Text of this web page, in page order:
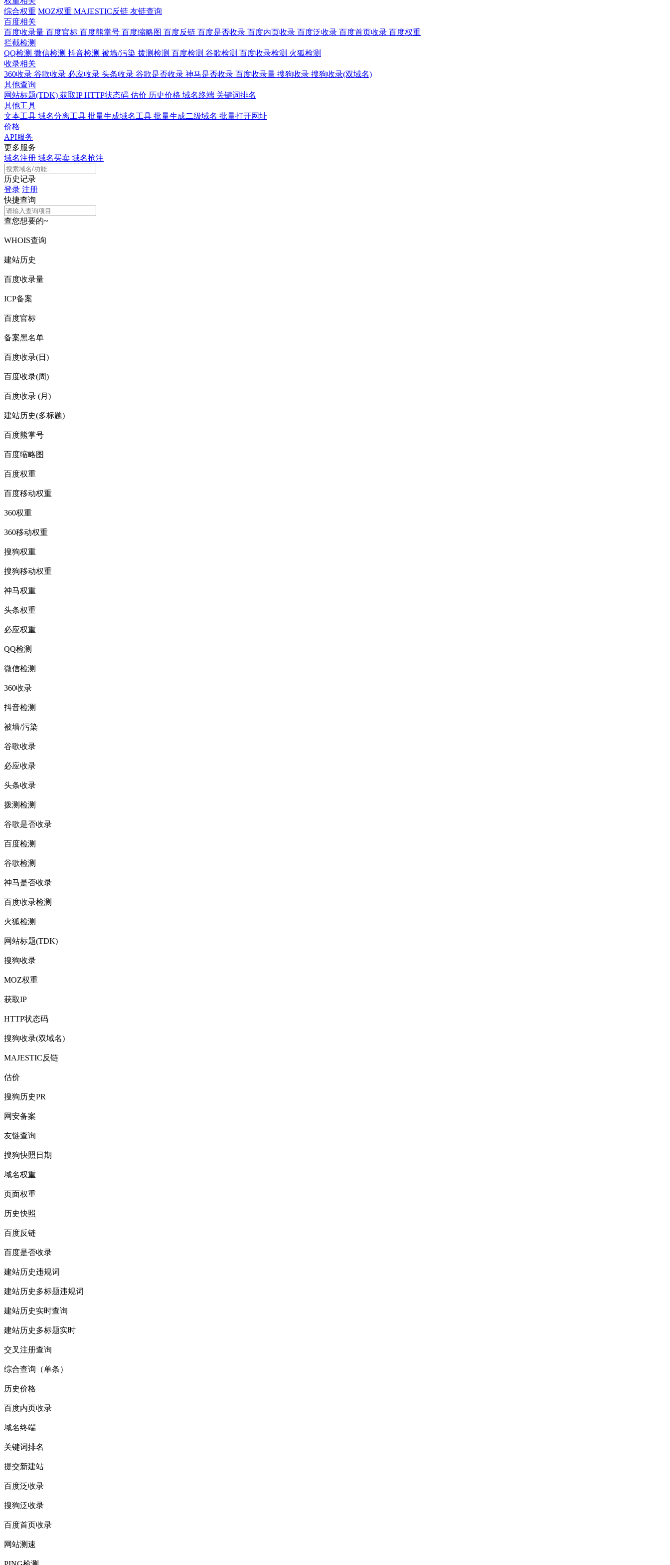
综合权重 MOZ权重 MAJESTIC反链 友链查询
百度相关
百度收录量 百度官标 百度熊掌号 百度缩略图 百度反链 百度是否收录 百度内页收录 百度泛收录 百度首页收录 百度权重
拦截检测
QQ检测 微信检测 抖音检测 被墙/污染 拨测检测 百度检测 谷歌检测 百度收录检测 火狐检测
收录相关
360收录 谷歌收录 必应收录 头条收录 谷歌是否收录 神马是否收录 百度收录量 搜狗收录 搜狗收录(双域名)
其他查询
网站标题(TDK) 获取IPHTTP状态码 估价 历史价格 域名终端 关键词排名
其他工具
文本工具 域名分离工具 批量生成域名工具 批量生成二级域名 批量打开网址
价格
API服务
更多服务
域名注册 域名买卖 域名抢注
历史记录
登录 注册
快捷查询
查您想要的~
WHOIS查询
建站历史
百度收录量
ICP备案
百度官标
备案黑名单
百度收录(日)
百度收录(周)
百度收录 (月)
建站历史(多标题)
百度熊掌号
百度缩略图
百度权重
百度移动权重
360权重
360移动权重
搜狗权重
搜狗移动权重
神马权重
头条权重
必应权重
QQ检测
微信检测
360收录
抖音检测
被墙/污染
谷歌收录
必应收录
头条收录
拨测检测
谷歌是否收录
百度检测
谷歌检测
神马是否收录
百度收录检测
火狐检测
网站标题(TDK)
搜狗收录
MOZ权重
获取IP
HTTP状态码
搜狗收录(双域名)
MAJESTIC反链
估价
搜狗历史PR
网安备案
友链查询
搜狗快照日期
域名权重
页面权重
历史快照
百度反链
百度是否收录
建站历史违规词
建站历史多标题违规词
建站历史实时查询
建站历史多标题实时
交叉注册查询
综合查询（单条）
历史价格
百度内页收录
域名终端
关键词排名
提交新建站
百度泛收录
搜狗泛收录
百度首页收录
网站测速